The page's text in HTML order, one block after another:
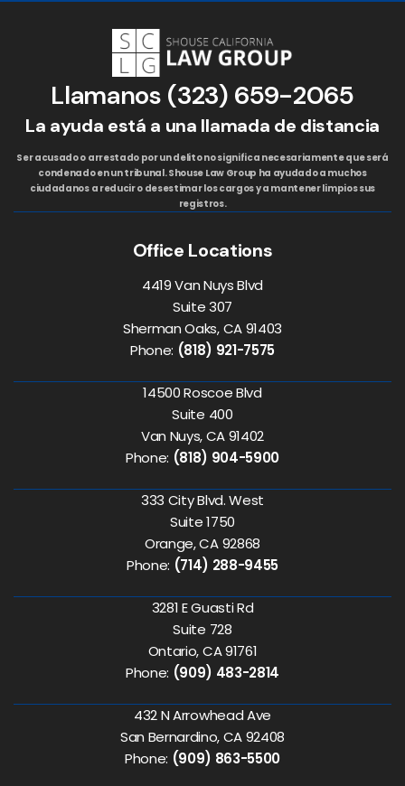
Llamanos (323) 659-2065
La ayuda está a una llamada de distancia
Ser acusado o arrestado por un delito no significa necesariamente que será
condenado en un tribunal. Shouse Law Group ha ayudado a muchos
ciudadanos a reducir o desestimar los cargos y a mantener limpios sus
registros.
Office Locations
4419 Van Nuys Blvd
Suite 307
Sherman Oaks, CA 91403
Phone: (818) 921-7575
14500 Roscoe Blvd
Suite 400
Van Nuys, CA 91402
Phone: (818) 904-5900
333 City Blvd. West
Suite 1750
Orange, CA 92868
Phone: (714) 288-9455
3281 E Guasti Rd
Suite 728
Ontario, CA 91761
Phone: (909) 483-2814
432 N Arrowhead Ave
San Bernardino, CA 92408
Phone: (909) 863-5500